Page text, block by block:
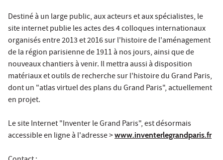
Destiné à un large public, aux acteurs et aux spécialistes, le
site internet publie les actes des 4 colloques internationaux
organisés entre 2013 et 2016 sur l'histoire de l'aménagement
de la région parisienne de 1911 à nos jours, ainsi que de
nouveaux chantiers à venir. Il mettra aussi à disposition
matériaux et outils de recherche sur l'histoire du Grand Paris,
dont un "atlas virtuel des plans du Grand Paris", actuellement
en projet.
Le site Internet "Inventer le Grand Paris", est désormais
accessible en ligne à l'adresse >www.inventerlegrandparis.fr